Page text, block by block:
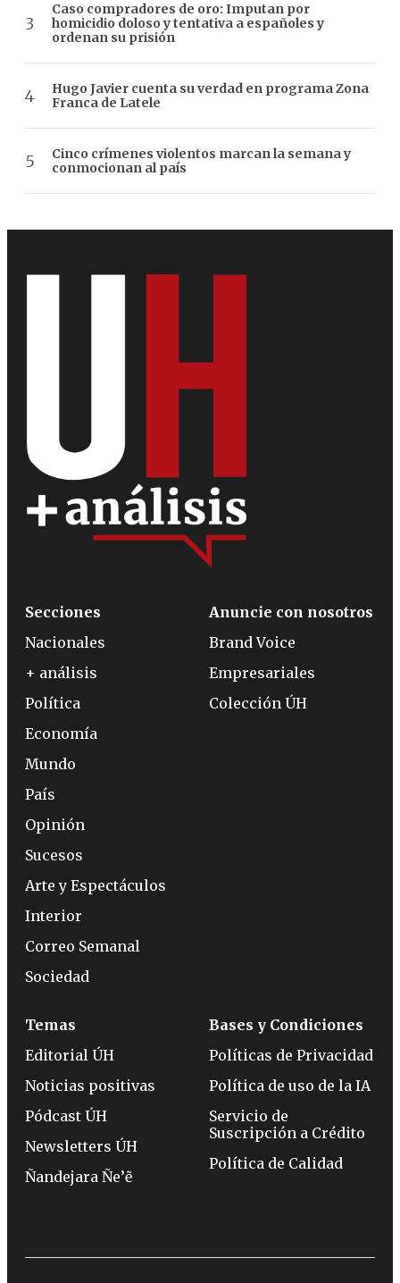
Caso compradores de oro: Imputan por
homicidio doloso y tentativa a españoles y
ordenan su prisión
Hugo Javier cuenta su verdad en programa Zona
Franca de Latele
Cinco crímenes violentos marcan la semana y
conmocionan al país
Secciones
Nacionales
+ análisis
Política
Economía
Mundo
País
Opinión
Sucesos
Arte y Espectáculos
Interior
Correo Semanal
Sociedad
Anuncie con nosotros
Brand Voice
Empresariales
Colección ÚH
Temas
Editorial ÚH
Noticias positivas
Pódcast ÚH
Newsletters ÚH
Ñandejara Ñe’ẽ
Bases y Condiciones
Políticas de Privacidad
Política de uso de la IA
Servicio de
Suscripción a Crédito
Política de Calidad